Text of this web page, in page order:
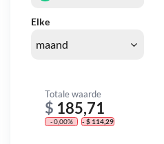
Elke
Totale waarde
$ 185,71
- 0,00% - $ 114,29